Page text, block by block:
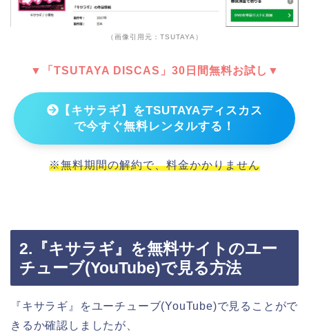
（画像引用元：TSUTAYA）
▼「TSUTAYA DISCAS」30日間無料お試し▼
【キサラギ】をTSUTAYAディスカス
で今すぐ無料レンタルする！
※無料期間の解約で、料金かかりません
2.『キサラギ』を無料サイトのユー
チューブ(YouTube)で見る方法
『キサラギ』をユーチューブ(YouTube)で見ることがで
きるか確認しましたが、